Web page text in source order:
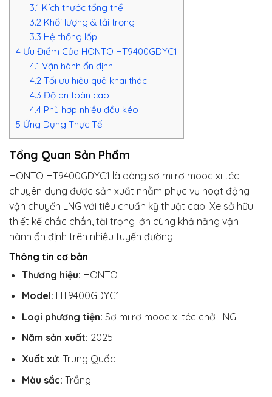
3.1 Kích thước tổng thể
3.2Khối lượng & tải trọng
3.3 Hệ thống lốp
4 Ưu Điểm Của HONTO HT9400GDYC1
4.1 Vận hành ổn định
4.2Tối ưu hiệu quả khai thác
4.3 Độ an toàn cao
4.4Phù hợp nhiều đầu kéo
5 Ứng Dụng Thực Tế
Tổng Quan Sản Phẩm
HONTO HT9400GDYC1 là dòng sơ mi rơ mooc xi téc
chuyên dụng được sản xuất nhằm phục vụ hoạt động
vận chuyển LNG với tiêu chuẩn kỹ thuật cao. Xe sở hữu
thiết kế chắc chắn, tải trọng lớn cùng khả năng vận
hành ổn định trên nhiều tuyến đường.
Thông tin cơ bản
Thương hiệu: HONTO
Model: HT9400GDYC1
Loại phương tiện: Sơ mi rơ mooc xi téc chở LNG
Năm sản xuất: 2025
Xuất xứ: Trung Quốc
Màu sắc: Trắng